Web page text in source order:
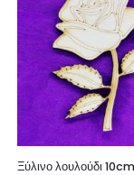
Ξύλινο λουλούδι 10cm